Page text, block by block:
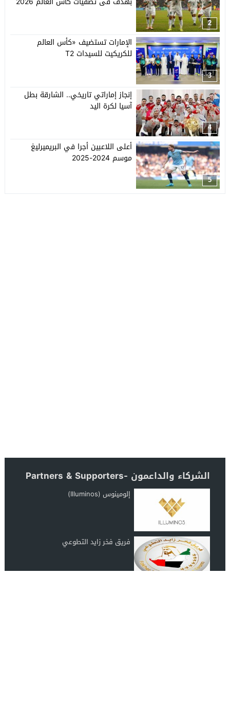
2
3
الإمارات تستضيف «كأس العالم
للكريكيت للسيدات T2
4
إنجاز إماراتي تاريخي.. الشارقة بطل
آسيا لكرة اليد
5
أعلى اللاعبين أجرا في البريميرليغ
موسم 2024-2025
الشركاء والداعمون -Partners & Supporters
إلومينوس (Illuminos)
فريق فخر زايد التطوعي